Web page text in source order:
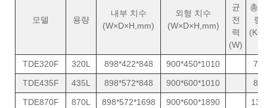
모델 용량
내부 치수
(W×D×H,mm)
외형 치수
(W×D×H,mm)
균
전
력
(W)
총중
량
(KG)
TDE320F 320L 898*422*848 900*450*1010
70
TDE435F
435L 898*572*848 900*600*1010
82
TDE870F
870L 898*572*1698 900*600*1890
130